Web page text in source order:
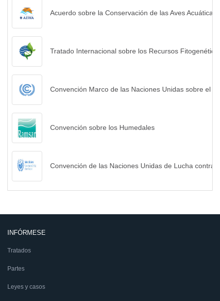
Acuerdo sobre la Conservación de las Aves
Tratado Internacional sobre los Recursos
Convención Marco de las Naciones Unidas sobre el
Convención sobre los Humedales
Convención de las Naciones Unidas de Lucha contra
INFÓRMESE
Tratados
Partes
Leyes y casos